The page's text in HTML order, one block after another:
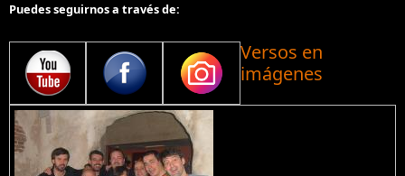
Puedes seguirnos a través de:
Versos en
imágenes